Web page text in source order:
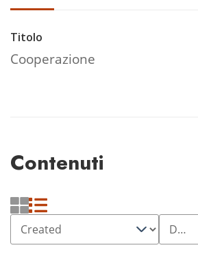
Titolo
Cooperazione
Contenuti